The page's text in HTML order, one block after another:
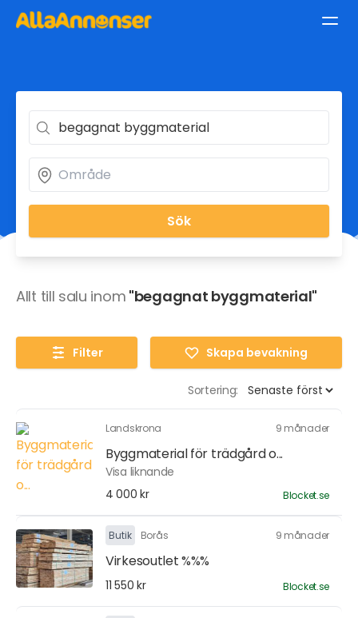
Sök
Allt till salu inom "begagnat byggmaterial"
Filter Skapa bevakning
Sortering:
Landskrona 9 månader
Byggmaterial för trädgård o...
Visa liknande
4 000 kr
Blocket.se
Butik Borås 9 månader
Virkesoutlet %%%
11 550 kr Blocket.se